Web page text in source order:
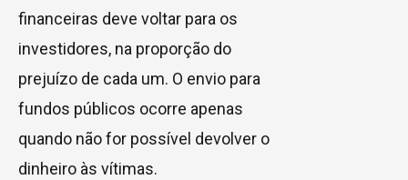
financeiras deve voltar para os
investidores, na proporção do
prejuízo de cada um. O envio para
fundos públicos ocorre apenas
quando não for possível devolver o
dinheiro às vítimas.